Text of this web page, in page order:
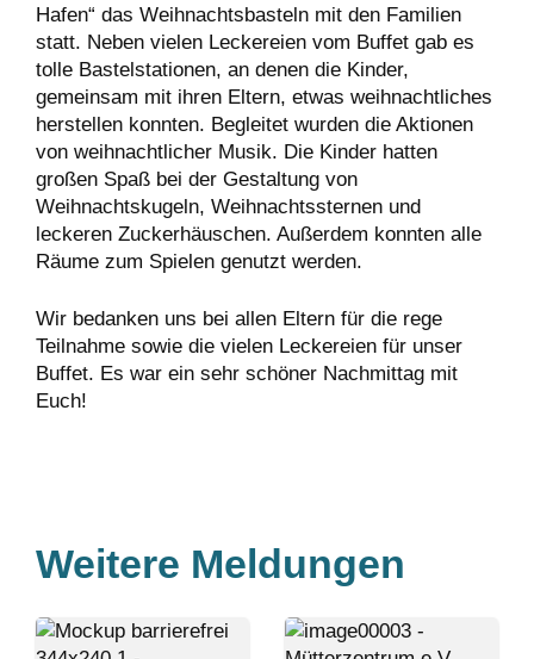
Hafen“ das Weihnachtsbasteln mit den Familien
statt. Neben vielen Leckereien vom Buffet gab es
tolle Bastelstationen, an denen die Kinder,
gemeinsam mit ihren Eltern, etwas weihnachtliches
herstellen konnten. Begleitet wurden die Aktionen
von weihnachtlicher Musik. Die Kinder hatten
großen Spaß bei der Gestaltung von
Weihnachtskugeln, Weihnachtssternen und
leckeren Zuckerhäuschen. Außerdem konnten alle
Räume zum Spielen genutzt werden.
Wir bedanken uns bei allen Eltern für die rege
Teilnahme sowie die vielen Leckereien für unser
Buffet. Es war ein sehr schöner Nachmittag mit
Euch!
Weitere Meldungen